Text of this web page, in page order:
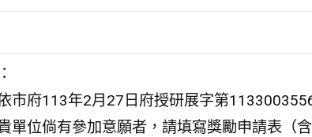
市府113年2月27日府授研展字第
單位倘有參加意願者，請填寫獎勵申請表（